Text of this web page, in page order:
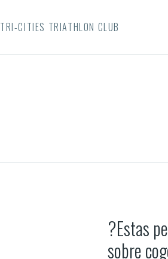
TRI-CITIES TRIATHLON CLUB
?Estas
sobre